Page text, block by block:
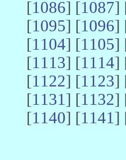
[1086] [1087]
[1095] [1096]
[1104] [1105]
[1113] [1114]
[1122] [1123]
[1131] [1132]
[1140] [1141]